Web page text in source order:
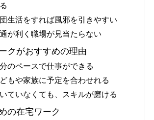
生活をすれば風邪を引きやすい
が利く職場が見当たらない
クがおすすめの理由
のペースで仕事ができる
もや家族に予定を合わせれる
ていなくても、スキルが磨ける
の在宅ワーク